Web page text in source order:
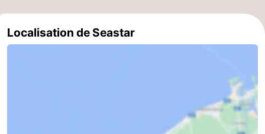
Terrains
-
Localisation de Seastar